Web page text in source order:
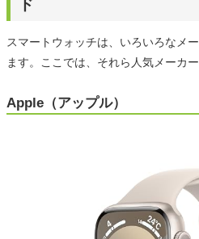
ド
スマートウォッチは、いろいろなメ
ます。ここでは、それら人気メーカ
Apple（アップル）